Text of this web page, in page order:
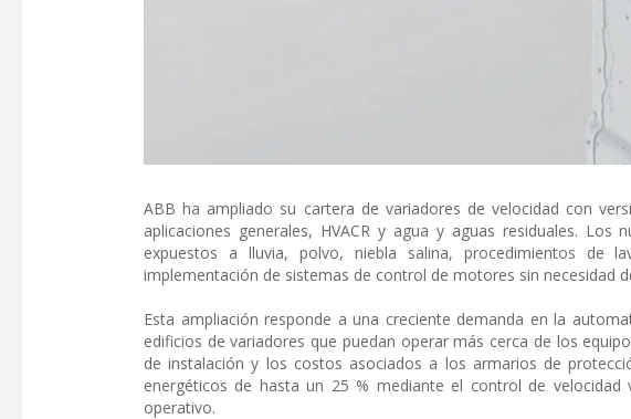
ABB ha ampliado su cartera de variadores de velocidad con
aplicaciones generales, HVACR y agua y aguas residuales.
expuestos a lluvia, polvo, niebla salina, procedimientos de
implementación de sistemas de control de motores sin necesidad
Esta ampliación responde a una creciente demanda en la
edificios de variadores que puedan operar más cerca de los
de instalación y los costos asociados a los armarios de
energéticos de hasta un 25 % mediante el control de
operativo.